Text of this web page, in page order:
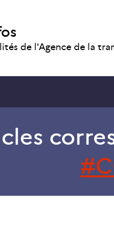
de l'Agence de la